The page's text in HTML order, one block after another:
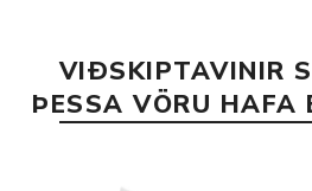
VIÐSKIPTAVINIR
ÞESSA VÖRU HAFA